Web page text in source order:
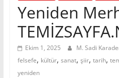
Yeniden
Ekim 1, 2025 M. Sadi
felsefe, kültür, sanat, şiir, tarih,
yeniden